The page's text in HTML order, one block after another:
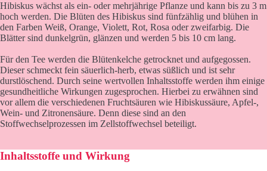
Hibiskus wächst als ein- oder mehrjährige Pflanze und kann bis zu 3 m
hoch werden. Die Blüten des Hibiskus sind fünfzählig und blühen in
den Farben Weiß, Orange, Violett, Rot, Rosa oder zweifarbig. Die
Blätter sind dunkelgrün, glänzen und werden 5 bis 10 cm lang.
Für den Tee werden die Blütenkelche getrocknet und aufgegossen.
Dieser schmeckt fein säuerlich-herb, etwas süßlich und ist sehr
durstlöschend. Durch seine wertvollen Inhaltsstoffe werden ihm einige
gesundheitliche Wirkungen zugesprochen. Hierbei zu erwähnen sind
vor allem die verschiedenen Fruchtsäuren wie Hibiskussäure, Apfel-,
Wein- und Zitronensäure. Denn diese sind an den
Stoffwechselprozessen im Zellstoffwechsel beteiligt.
Inhaltsstoffe und Wirkung